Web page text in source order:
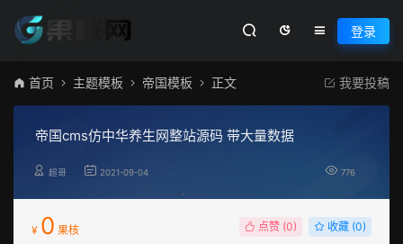
登录
首页 主题模板 帝国模板 正文 我要投稿
帝国cms仿中华养生网整站源码 带大量数据
超哥 2021-09-04 776
¥ 0 果核 点赞 (0) 收藏 (0)